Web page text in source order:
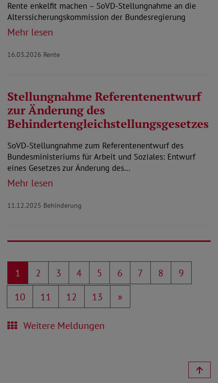
Rente enkelfit machen – SoVD-Stellungnahme an die
Alterssicherungskommission der Bundesregierung
Mehr lesen
16.03.2026 Rente
Stellungnahme Referentenentwurf
zur Änderung des
Behindertengleichstellungsgesetzes
SoVD-Stellungnahme zum Referentenentwurf des
Bundesministeriums für Arbeit und Soziales: Entwurf
eines Gesetzes zur Änderung des…
Mehr lesen
11.12.2025 Behinderung
1 2 3 4 5 6 7 8
9
10
11 12 13 »
Weitere Meldungen